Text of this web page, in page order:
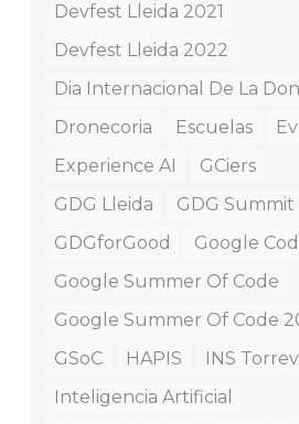
Devfest Lleida 2021
Devfest Lleida 2022
Dia Internacional De La
Dronecoria
Escuelas
Experience AI
GCiers
GDG Lleida
GDG Summit
GDGforGood
Google
Google Summer Of Code
Google Summer Of Code
GSoC
HAPIS
INS
Inteligencia Artificial